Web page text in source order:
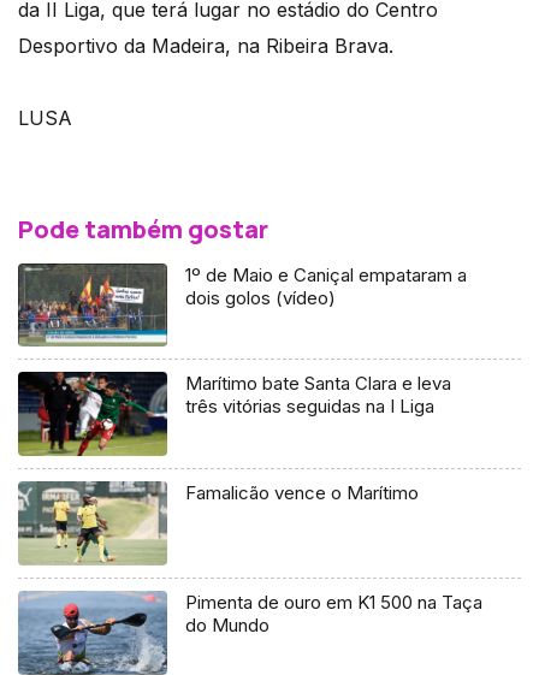
da II Liga, que terá lugar no estádio do Centro
Desportivo da Madeira, na Ribeira Brava.
LUSA
Pode também gostar
1º de Maio e Caniçal empataram a
dois golos (vídeo)
Marítimo bate Santa Clara e leva
três vitórias seguidas na I Liga
Famalicão vence o Marítimo
Pimenta de ouro em K1 500 na Taça
do Mundo